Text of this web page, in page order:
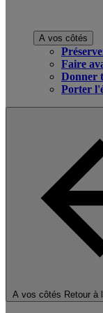
A vos côtés
Faire
Donner
Porter
A vos côtés Retour à